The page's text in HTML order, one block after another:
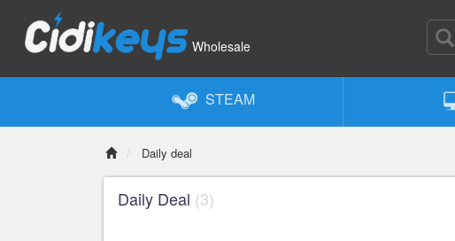
Wholesale
STEAM
Daily deal
Daily Deal (3)